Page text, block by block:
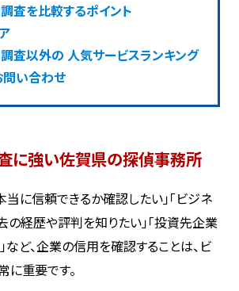
査を比較するポイント
査以外の 人気サービスランキング
問い合わせ
に強い佐賀県の探偵事務所
当に信頼できるか確認したい」「ビジネ
の経歴や評判を知りたい」「投資先企業
ど、企業の信用を確認することは、ビ
に重要です。